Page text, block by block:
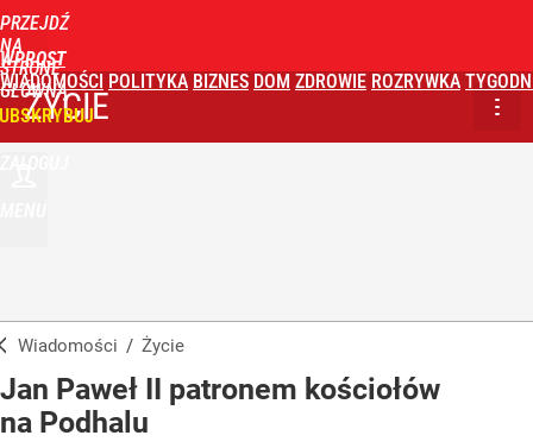
PRZEJDŹ
NA
STRONĘ
GŁÓWNĄ
WPROST
WIADOMOŚCI POLITYKA BIZNES DOM ZDROWIE ROZRYWKA
ŻYCIE
Wiadomości / Życie
Jan Paweł II patronem kościołów
na Podhalu